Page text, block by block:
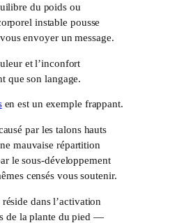
du poids ou
instable pousse
envoyer un message.
et l’inconfort
que son langage.
en est un exemple frappant.
par les talons hauts
mauvaise répartition
le sous-développement
censés vous soutenir.
dans l’activation
de la plante du pied —